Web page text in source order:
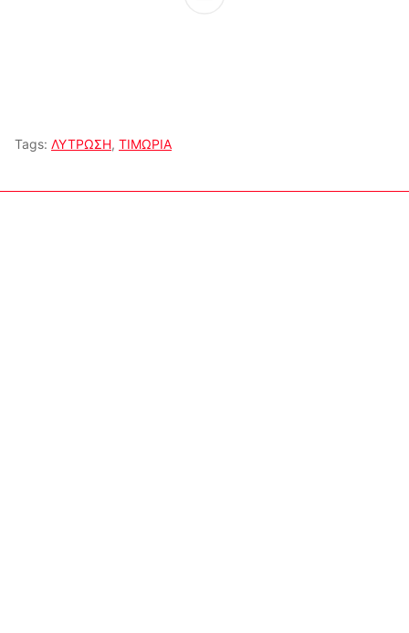
Tags: ΛΥΤΡΩΣΗ, ΤΙΜΩΡΙΑ